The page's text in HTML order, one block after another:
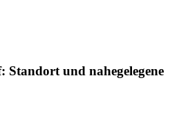
Standort und nahegelegene